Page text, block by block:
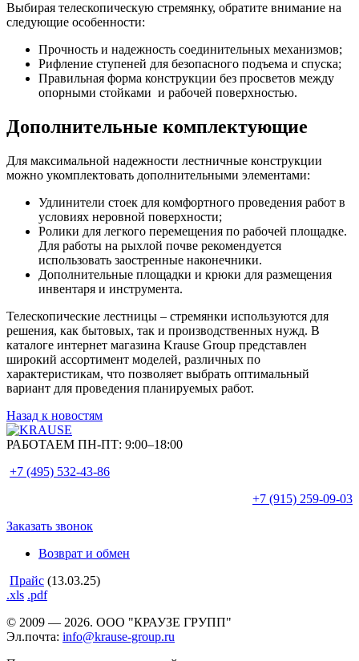
Выбирая телескопическую стремянку, обратите внимание на
следующие особенности:
Прочность и надежность соединительных механизмов;
Рифление ступеней для безопасного подъема и спуска;
Правильная форма конструкции без просветов между
опорными стойками и рабочей поверхностью.
Дополнительные комплектующие
Для максимальной надежности лестничные конструкции
можно укомплектовать дополнительными элементами:
Удлинители стоек для комфортного проведения работ в
условиях неровной поверхности;
Ролики для легкого перемещения по рабочей площадке.
Для работы на рыхлой почве рекомендуется
использовать заостренные наконечники.
Дополнительные площадки и крюки для размещения
инвентаря и инструмента.
Телескопические лестницы – стремянки используются для
решения, как бытовых, так и производственных нужд. В
каталоге интернет магазина Krause Group представлен
широкий ассортимент моделей, различных по
характеристикам, что позволяет выбрать оптимальный
вариант для проведения планируемых работ.
Назад к новостям
РАБОТАЕМ ПН-ПТ: 9:00–18:00
+7 (495) 532-43-86
+7 (915) 259-09-03
Заказать звонок
Возврат и обмен
Прайс (13.03.25)
.xls .pdf
© 2009 — 2026. ООО "КРАУЗЕ ГРУПП"
Эл.почта: info@krause-group.ru